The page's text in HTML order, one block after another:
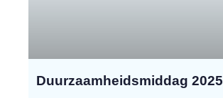
Duurzaamheidsmiddag 2025